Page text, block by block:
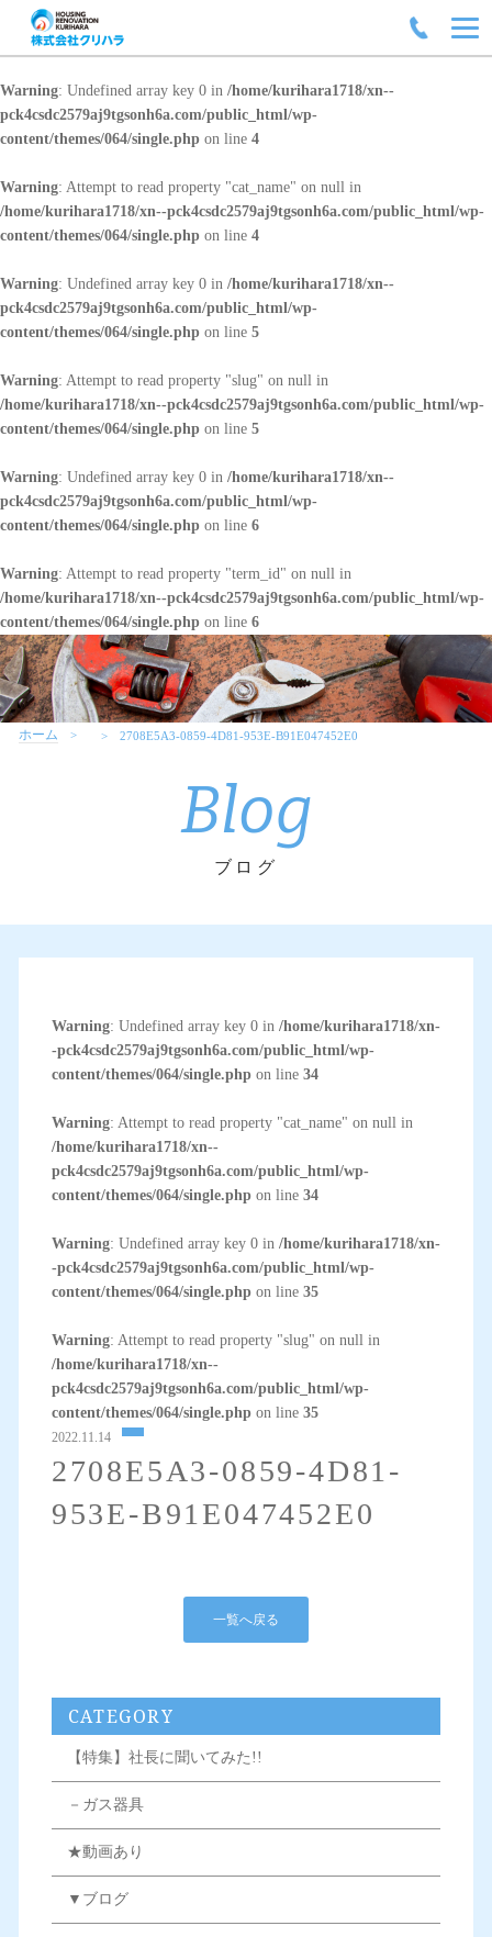
Warning: Undefined array key 0 in /home/kurihara1718/xn--
pck4csdc2579aj9tgsonh6a.com/public_html/wp-
content/themes/064/single.php on line 4
Warning: Attempt to read property "cat_name" on null in
/home/kurihara1718/xn--pck4csdc2579aj9tgsonh6a.com/public_html/wp-
content/themes/064/single.php on line 4
Warning: Undefined array key 0 in /home/kurihara1718/xn--
pck4csdc2579aj9tgsonh6a.com/public_html/wp-
content/themes/064/single.php on line 5
Warning: Attempt to read property "slug" on null in
/home/kurihara1718/xn--pck4csdc2579aj9tgsonh6a.com/public_html/wp-
content/themes/064/single.php on line 5
Warning: Undefined array key 0 in /home/kurihara1718/xn--
pck4csdc2579aj9tgsonh6a.com/public_html/wp-
content/themes/064/single.php on line 6
Warning: Attempt to read property "term_id" on null in
/home/kurihara1718/xn--pck4csdc2579aj9tgsonh6a.com/public_html/wp-
content/themes/064/single.php on line 6
ホーム 2708E5A3-0859-4D81-953E-B91E047452E0
Blog
ブログ
Warning: Undefined array key 0 in /home/kurihara1718/xn-
-pck4csdc2579aj9tgsonh6a.com/public_html/wp-
content/themes/064/single.phpon line 34
Warning: Attempt to read property "cat_name" on null in
/home/kurihara1718/xn--
pck4csdc2579aj9tgsonh6a.com/public_html/wp-
content/themes/064/single.phpon line 34
Warning: Undefined array key 0 in /home/kurihara1718/xn-
-pck4csdc2579aj9tgsonh6a.com/public_html/wp-
content/themes/064/single.phpon line 35
Warning: Attempt to read property "slug" on null in
/home/kurihara1718/xn--
pck4csdc2579aj9tgsonh6a.com/public_html/wp-
content/themes/064/single.phpon line 35
2022.11.14
2708E5A3-0859-4D81-
953E-B91E047452E0
一覧へ戻る
CATEGORY
【特集】社長に聞いてみた!!
－ガス器具
★動画あり
▼ブログ